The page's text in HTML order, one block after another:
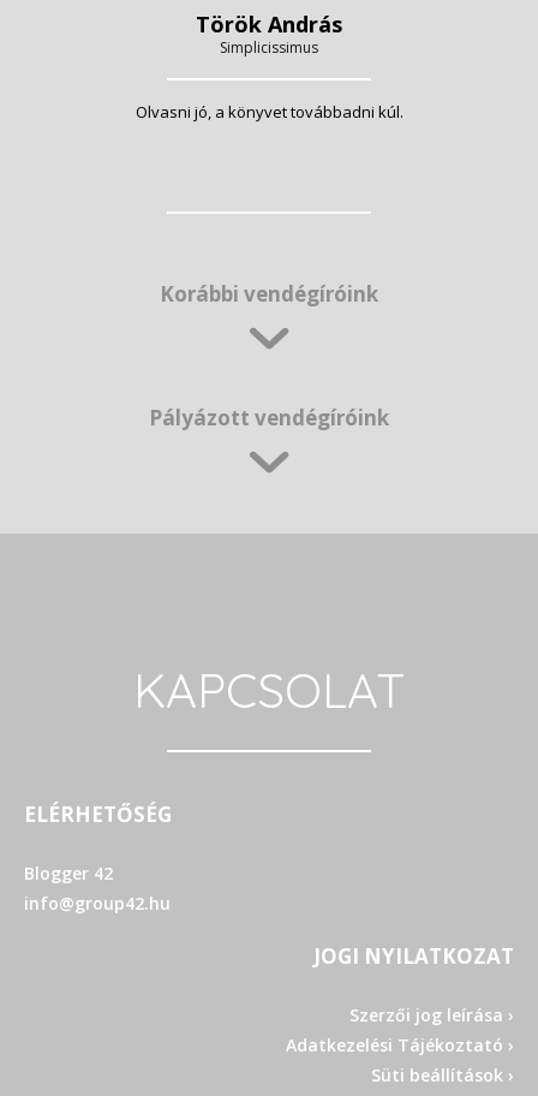
Török András
Simplicissimus
Olvasni jó, a könyvet továbbadni kúl.
Korábbi vendégíróink
Pályázott vendégíróink
KAPCSOLAT
ELÉRHETŐSÉG
Blogger 42
info@group42.hu
JOGI NYILATKOZAT
Szerzői jog leírása ›
Adatkezelési Tájékoztató ›
Süti beállítások ›